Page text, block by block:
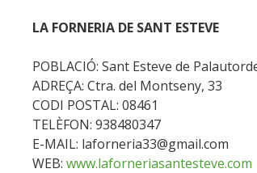
LA FORNERIA DE SANT ESTEVE
POBLACIÓ: Sant Esteve de
ADREÇA: Ctra. del Montseny, 33
CODI POSTAL: 08461
TELÈFON: 938480347
E-MAIL: laforneria33@gmail.com
WEB: www.laforneriasantesteve.com